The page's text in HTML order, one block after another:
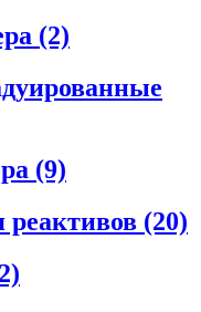
(2)
(9)
(20)